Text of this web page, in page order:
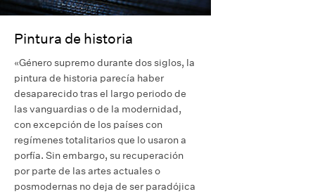
Pintura de historia
«Género supremo durante dos siglos, la
pintura de historia parecía haber
desaparecido tras el largo periodo de
las vanguardias o de la modernidad,
con excepción de los países con
regímenes totalitarios que lo usaron a
porfía. Sin embargo, su recuperación
por parte de las artes actuales o
posmodernas no deja de ser paradójica